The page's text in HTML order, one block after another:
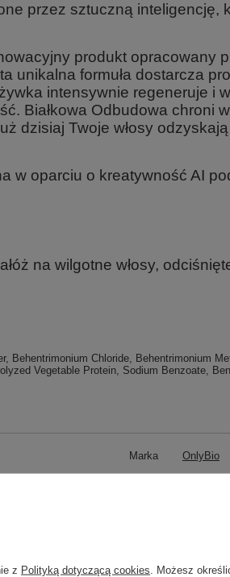
przez sztuczną
produkt opracowany
unikalna formuła dostarcza
intensywnie regeneruje i
Białkowa Odbudowa chroni
dzisiaj Twoje włosy
w oparciu o kreatywność AI
na wilgotne włosy,
Behentrimonium Chloride, Behentrimonium
Vegetable Protein, Sodium Benzoate,
Marka OnlyBio
z Polityką dotyczącą cookies . Możesz